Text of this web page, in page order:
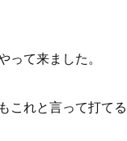
って来ました。
これと言って打て